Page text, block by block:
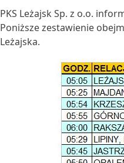
PKS Leżajsk Sp. z o.o.
Poniższe zestawienie
Leżajska.